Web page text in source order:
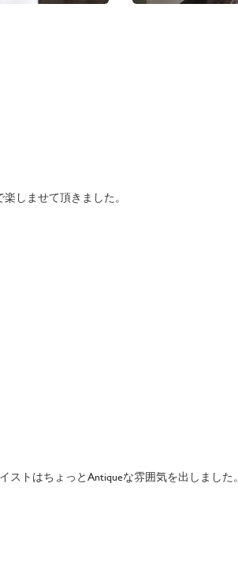
しませて頂きました。
トはちょっとAntiqueな雰囲気を出しました。